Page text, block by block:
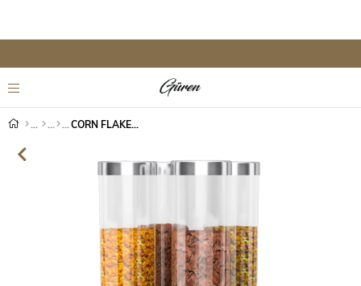
CORN FLAKES DİSPENSER DÖNER MEKANİZMALI 4 LÜ